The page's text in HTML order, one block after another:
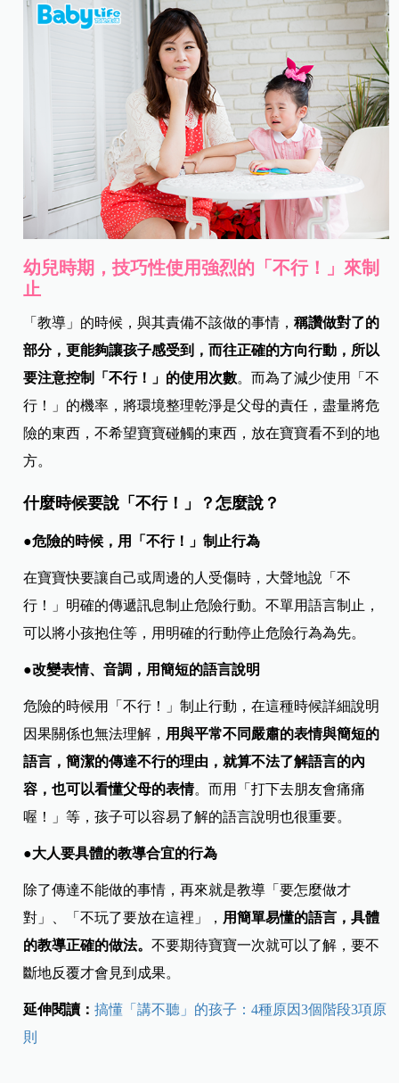
幼兒時期，技巧性使用強烈的「不行！
」來制
止
「教導」的時候，與其責備不該做的事情，稱讚做對了的
部分，更能夠讓孩子感受到，而往正確的方向行動，所以
要注意控制「不行！」的使用次數。而為了減少使用「不
行！」的機率，將環境整理乾淨是父母的責任，盡量將危
險的東西，不希望寶寶碰觸的東西，放在寶寶看不到的地
方。
什麼時候要說「不行！」？怎麼說？
●危險的時候，用「不行！」制止行為
在寶寶快要讓自己或周邊的人受傷時，大聲地說「不
行！」明確的傳遞訊息制止危險行動。不單用語言制止，
可以將小孩抱住等，用明確的行動停止危險行為為先。
●改變表情、音調，用簡短的語言說明
危險的時候用「不行！」制止行動，在這種時候詳細說明
因果關係也無法理解， 用與平常不同嚴肅的表情與簡短的
語言，簡潔的傳達不行的理由，就算不法了解語言的內
容，也可以看懂父母的表情。而用「打下去朋友會痛痛
喔！」等，孩子可以容易了解的語言說明也很重要。
●大人要具體的教導合宜的行為
除了傳達不能做的事情，再來就是教導「要怎麼做才
對」、「不玩了要放在這裡」， 用簡單易懂的語言，具體
的教導正確的做法。不要期待寶寶一次就可以了解，要不
斷地反覆才會見到成果。
延伸閱讀：搞懂「講不聽」的孩子：4種原因3個階段3項原
則